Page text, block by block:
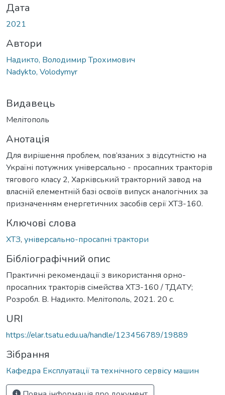
Дата
2021
Автори
Надикто, Володимир Трохимович
Nadykto, Volodymyr
Видавець
Мелітополь
Анотація
Для вирішення проблем, пов’язаних з відсутністю на
Україні потужних універсально - просапних тракторів
тягового класу 2, Харківський тракторний завод на
власній елементній базі освоїв випуск аналогічних за
призначенням енергетичних засобів серії ХТЗ-160.
Ключові слова
ХТЗ, універсально-просапні трактори
Бібліографічний опис
Практичні рекомендації з використання орно-
просапних тракторів сімейства ХТЗ-160 / ТДАТУ;
Розробл. В. Надикто. Мелітополь, 2021. 20 с.
URI
https://elar.tsatu.edu.ua/handle/123456789/19889
Зібрання
Кафедра Експлуатації та технічного сервісу машин